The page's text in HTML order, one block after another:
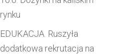
rynku
EDUKACJA. Ruszyła
dodatkowa rekrutacja na